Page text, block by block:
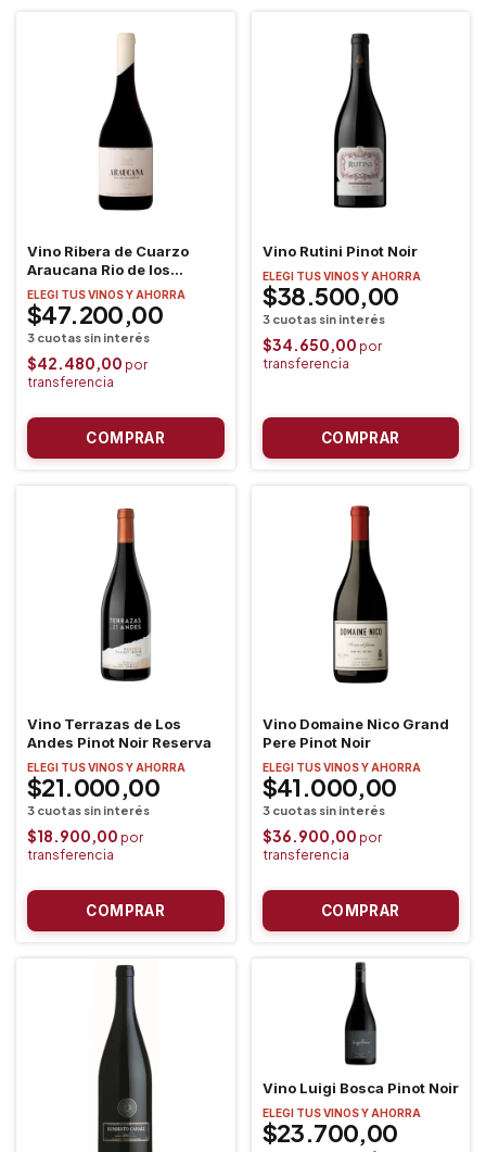
Vino Ribera de Cuarzo
Araucana Rio de los
Ciervos Pinot Noir
ELEGI TUS VINOS Y AHORRA
$47.200,00
$42.480,00
Vino Rutini Pinot Noir
ELEGI TUS VINOS Y AHORRA
$38.500,00
$34.650,00
Vino Terrazas de Los
Andes Pinot Noir Reserva
ELEGI TUS VINOS Y AHORRA
$21.000,00
$18.900,00
Vino Domaine Nico Grand
Pere Pinot Noir
ELEGI TUS VINOS Y AHORRA
$41.000,00
$36.900,00
Vino Luigi Bosca Pinot Noir
ELEGI TUS VINOS Y AHORRA
$23.700,00